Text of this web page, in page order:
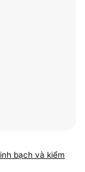
bạch và kiểm